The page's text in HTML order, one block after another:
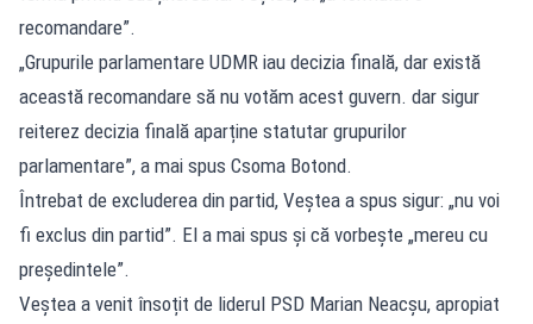
recomandare”.
„Grupurile parlamentare UDMR iau decizia finală, dar există
această recomandare să nu votăm acest guvern. dar sigur
reiterez decizia finală aparține statutar grupurilor
parlamentare”, a mai spus Csoma Botond.
Întrebat de excluderea din partid, Veștea a spus sigur: „nu voi
fi exclus din partid”. El a mai spus și că vorbește „mereu cu
președintele”.
Veștea a venit însoțit de liderul PSD Marian Neacșu, apropiat